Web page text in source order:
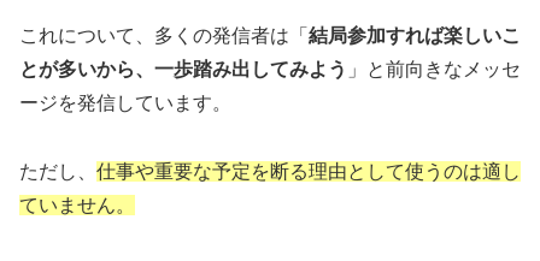
これについて、多くの発信者は「 結局参加すれば楽しいこ
とが多いから、一歩踏み出してみよう 」と前向きなメッセ
ージを発信しています。
ただし、 仕事や重要な予定を断る理由として使うのは適し
ていません。